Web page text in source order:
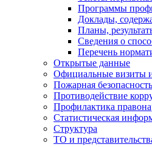
Программы
Доклады,
Планы,
Сведения о
Перечень
Открытые данные
Официальные визиты
Пожарная безопасность
Противодействие
Профилактика
Статистическая
Структура
ТО и